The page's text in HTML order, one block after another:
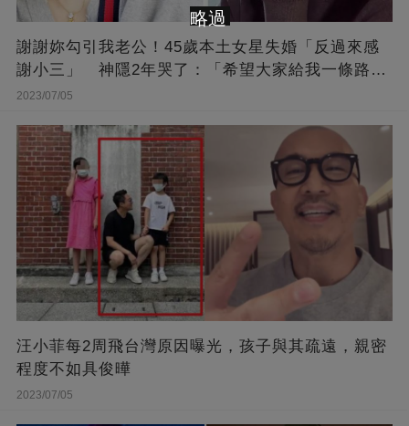
謝謝妳勾引我老公！45歲本土女星失婚「反過來感
謝小三」 神隱2年哭了：「希望大家給我一條路
走...」
2023/07/05
汪小菲每2周飛台灣原因曝光，孩子與其疏遠，親密
程度不如具俊曄
2023/07/05
略過